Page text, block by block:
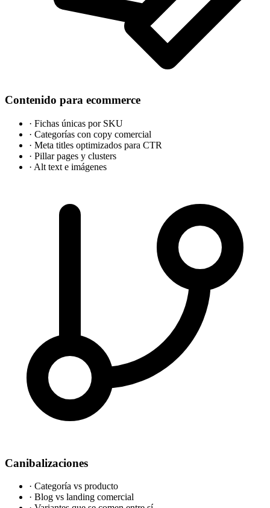
Contenido para ecommerce
· Fichas únicas por SKU
· Categorías con copy comercial
· Meta titles optimizados para CTR
· Pillar pages y clusters
· Alt text e imágenes
Canibalizaciones
· Categoría vs producto
· Blog vs landing comercial